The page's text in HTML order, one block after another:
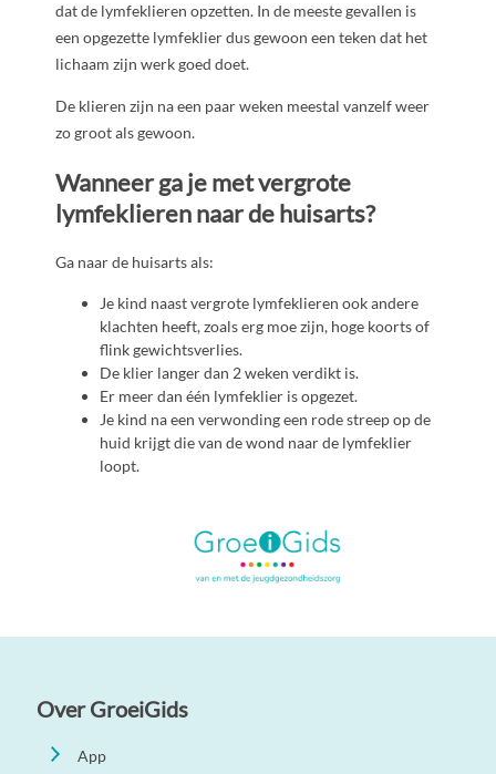
dat de lymfeklieren opzetten. In de meeste gevallen is
een opgezette lymfeklier dus gewoon een teken dat het
lichaam zijn werk goed doet.
De klieren zijn na een paar weken meestal vanzelf weer
zo groot als gewoon.
Wanneer ga je met vergrote
lymfeklieren naar de huisarts?
Ga naar de huisarts als:
Je kind naast vergrote lymfeklieren ook andere
klachten heeft, zoals erg moe zijn, hoge koorts of
flink gewichtsverlies.
De klier langer dan 2 weken verdikt is.
Er meer dan één lymfeklier is opgezet.
Je kind na een verwonding een rode streep op de
huid krijgt die van de wond naar de lymfeklier
loopt.
Over GroeiGids
App